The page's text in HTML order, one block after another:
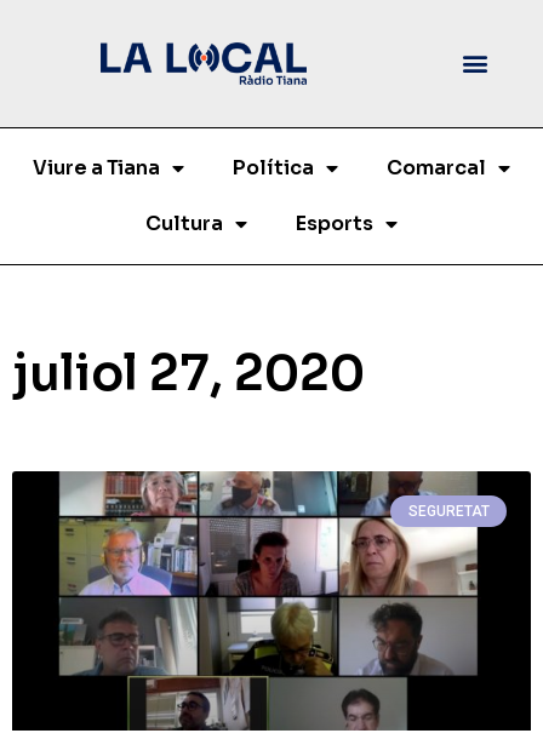
Viure a Tiana Política Comarcal
Cultura Esports
juliol 27, 2020
SEGURETAT